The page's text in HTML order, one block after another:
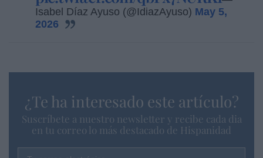
Isabel Díaz Ayuso (@IdiazAyuso) May 5,
2026
¿Te ha interesado este artículo?
Suscríbete a nuestro newsletter y recibe cada dia
en tu correo lo más destacado de Hispanidad